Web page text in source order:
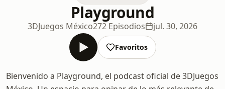
Playground
3DJuegos México272 Episodios jul. 30, 2026
Favoritos
Bienvenido a Playground, el podcast oficial de 3DJuegos